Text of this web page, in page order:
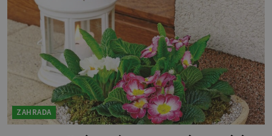
a zdánlivě splývají, nebo se naopak výrazně liší
od svých předchůdkyň. Ja
ZAHRADA